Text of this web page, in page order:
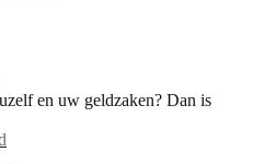
en uw geldzaken? Dan is